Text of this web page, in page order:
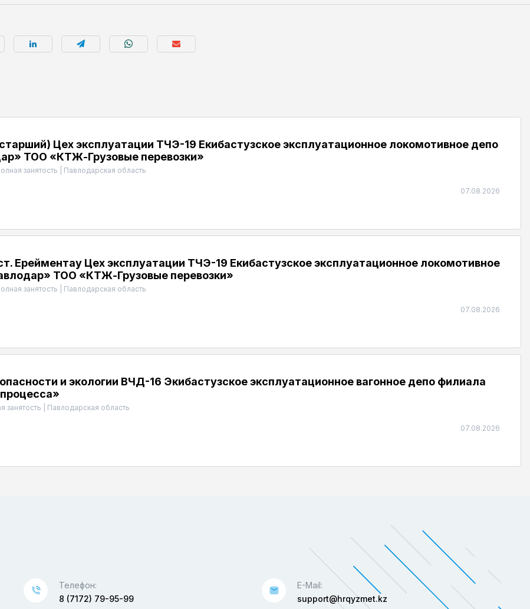
Цех эксплуатации ТЧЭ-19 Екибастузское эксплуатационное локомотивное депо
ТОО «КТЖ-Грузовые перевозки»
занятость Павлодарская область
07.08.2026
Ерейментау Цех эксплуатации ТЧЭ-19 Екибастузское эксплуатационное локомотивное
ТОО «КТЖ-Грузовые перевозки»
занятость Павлодарская область
07.08.2026
и экологии ВЧД-16 Экибастузское эксплуатационное вагонное депо филиала
занятость Павлодарская область
07.08.2026
Телефон:
8 (7172) 79-95-99
E-Mail:
support@hrqyzmet.kz